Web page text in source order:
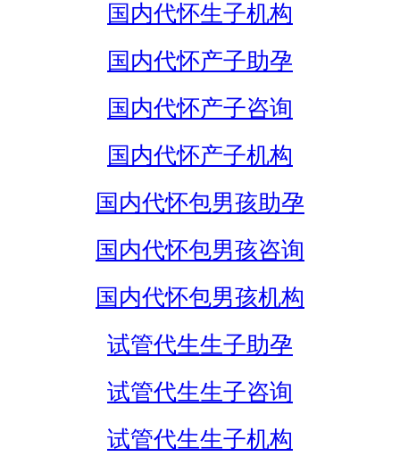
国内代怀生子机构
国内代怀产子助孕
国内代怀产子咨询
国内代怀产子机构
国内代怀包男孩助孕
国内代怀包男孩咨询
国内代怀包男孩机构
试管代生生子助孕
试管代生生子咨询
试管代生生子机构